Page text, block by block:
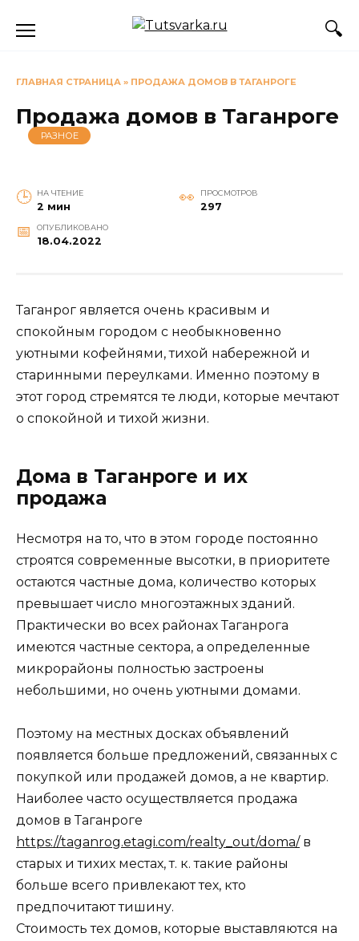
ГЛАВНАЯ СТРАНИЦА » ПРОДАЖА ДОМОВ В ТАГАНРОГЕ
Продажа домов в Таганроге
РАЗНОЕ
НА ЧТЕНИЕ
2 мин
ПРОСМОТРОВ
297
ОПУБЛИКОВАНО
18.04.2022
Таганрог является очень красивым и
спокойным городом с необыкновенно
уютными кофейнями, тихой набережной и
старинными переулками. Именно поэтому в
этот город стремятся те люди, которые мечтают
о спокойной и тихой жизни.
Дома в Таганроге и их
продажа
Несмотря на то, что в этом городе постоянно
строятся современные высотки, в приоритете
остаются частные дома, количество которых
превышает число многоэтажных зданий.
Практически во всех районах Таганрога
имеются частные сектора, а определенные
микрорайоны полностью застроены
небольшими, но очень уютными домами.
Поэтому на местных досках объявлений
появляется больше предложений, связанных с
покупкой или продажей домов, а не квартир.
Наиболее часто осуществляется продажа
домов в Таганроге
https://taganrog.etagi.com/realty_out/doma/в
старых и тихих местах, т. к. такие районы
больше всего привлекают тех, кто
предпочитают тишину.
Стоимость тех домов, которые выставляются на